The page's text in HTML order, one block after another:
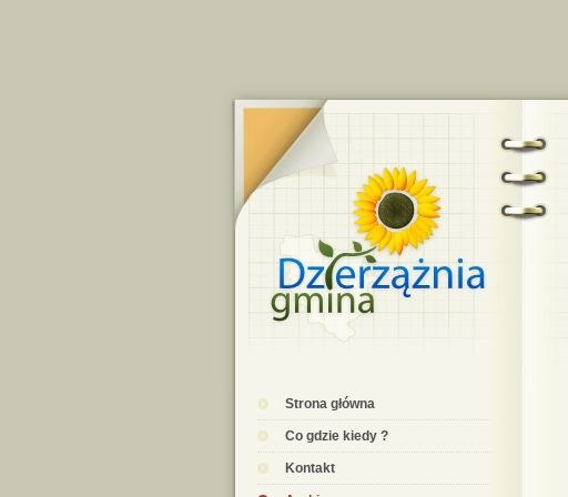
Strona główna
Co gdzie kiedy ?
Kontakt